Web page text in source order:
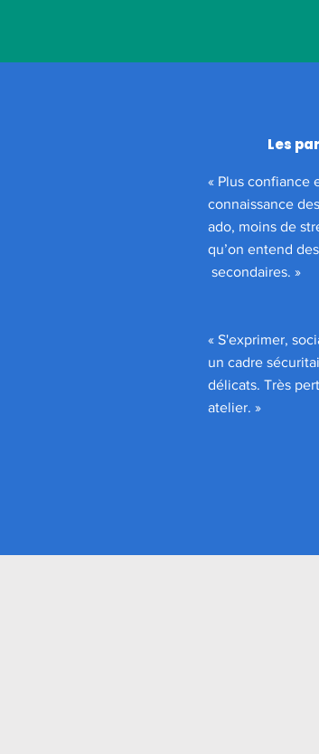
Les
« Plus confiance
connaissance
ado, moins de
qu’on entend
secondaires. »
« S'exprimer,
un cadre
délicats. Très
atelier. »